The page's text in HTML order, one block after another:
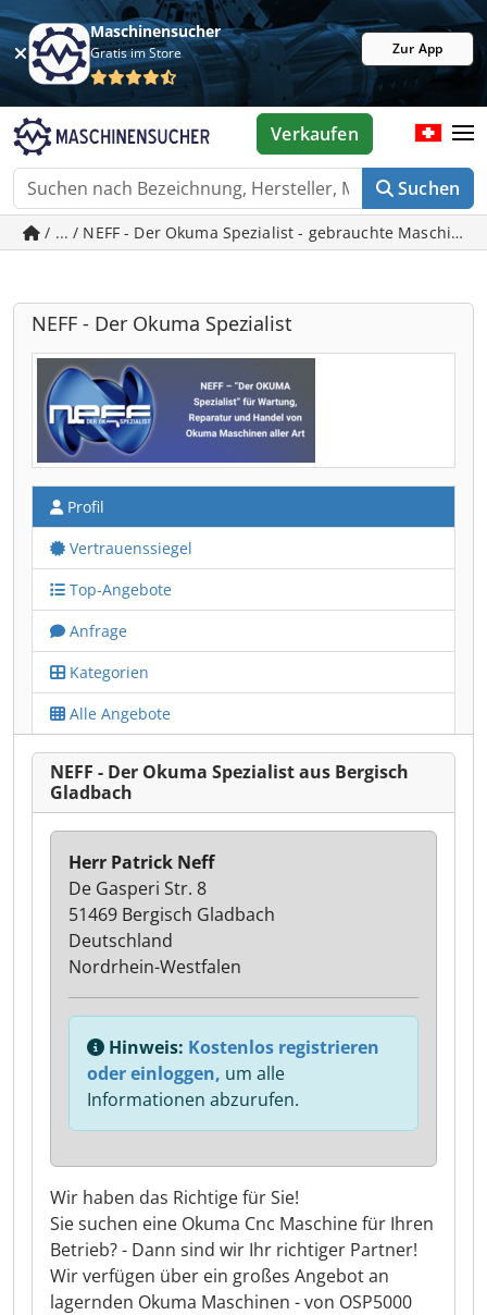
Maschinensucher
Gratis im Store Zur App
Suchen
Verkaufen
/ ... / NEFF - Der Okuma Spezialist - gebrauchte
NEFF - Der Okuma Spezialist
Profil
Vertrauenssiegel
Top-Angebote
Anfrage
Kategorien
Alle Angebote
NEFF - Der Okuma Spezialist aus Bergisch
Gladbach
Wir haben das Richtige für Sie!
Sie suchen eine Okuma Cnc Maschine für Ihren
Betrieb? - Dann sind wir Ihr richtiger Partner!
Wir verfügen über ein großes Angebot an
lagernden Okuma Maschinen - von OSP5000
Herr Patrick Neff
De Gasperi Str. 8
51469 Bergisch Gladbach
Deutschland
Nordrhein-Westfalen
Hinweis: Kostenlos registrieren
oder einloggen, um alle
Informationen abzurufen.